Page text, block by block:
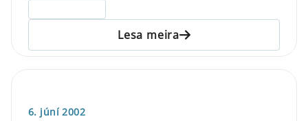
Lesa meira
6. júní 2002